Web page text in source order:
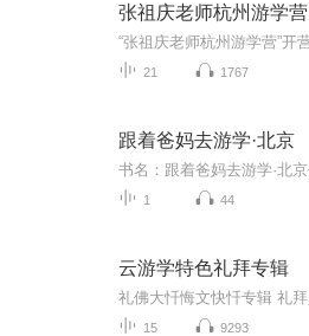
张祖庆老师杭州游学营
21 1767
跟着爸妈去游学·北京
1 44
云游学特色礼拜专辑
15 9293